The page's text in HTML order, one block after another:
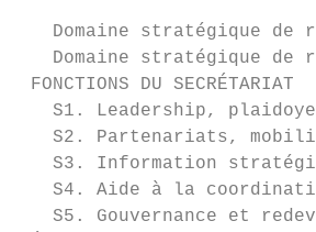
Domaine stratégique de
Domaine stratégique de
FONCTIONS DU
S1. Leadership,
S2. Partenariats,
S3. Information
S4. Aide à la
S5. Gouvernance et